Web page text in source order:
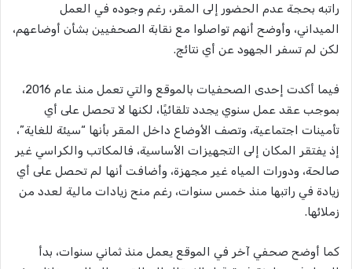
راتبه بحجة عدم الحضور إلى المقر، رغم وجوده في العمل
الميداني، وأوضح أنهم تواصلوا مع نقابة الصحفيين بشأن أوضاعهم،
لكن لم تسفر الجهود عن أي نتائج.
فيما أكدت إحدى الصحفيات بالموقع والتي تعمل منذ عام 2016،
بموجب عقد عمل سنوي يجدد تلقائيًا، لكنها لا تحصل على أي
تأمينات اجتماعية، وتصف الأوضاع داخل المقر بأنها “سيئة للغاية”،
إذ يفتقر المكان إلى التجهيزات الأساسية، فالمكاتب والكراسي غير
صالحة، ودورات المياه غير مجهزة، وأضافت أنها لم تحصل على أي
زيادة في راتبها منذ خمس سنوات، رغم منح زيادات مالية لعدد من
زملائها.
كما أوضح صحفي آخر في الموقع يعمل منذ ثماني سنوات، بدأ